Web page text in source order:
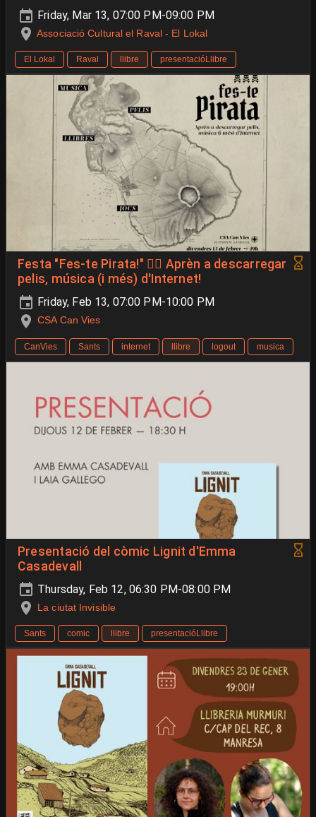
Friday, Mar 13, 07:00 PM-09:00 PM
Associació Cultural el Raval - El Lokal
El Lokal Raval llibre presentacióLlibre
Festa "Fes-te Pirata!" 🏴‍☠️ Aprèn a descarregar
pelis, música (i més) d'Internet!
Friday, Feb 13, 07:00 PM-10:00 PM
CSA Can Vies
CanVies Sants internet llibre logout musica
Presentació del còmic Lignit d'Emma
Casadevall
Thursday, Feb 12, 06:30 PM-08:00 PM
La ciutat Invisible
Sants comic llibre presentacióLlibre